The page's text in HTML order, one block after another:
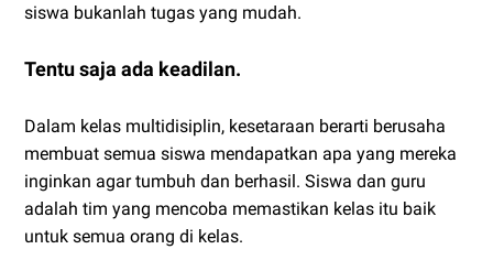
siswa bukanlah tugas yang mudah.
Tentu saja ada keadilan.
Dalam kelas multidisiplin, kesetaraan berarti berusaha
membuat semua siswa mendapatkan apa yang mereka
inginkan agar tumbuh dan berhasil. Siswa dan guru
adalah tim yang mencoba memastikan kelas itu baik
untuk semua orang di kelas.